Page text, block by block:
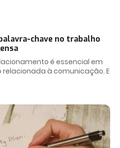
chave no trabalho
é essencial em
à comunicação. E